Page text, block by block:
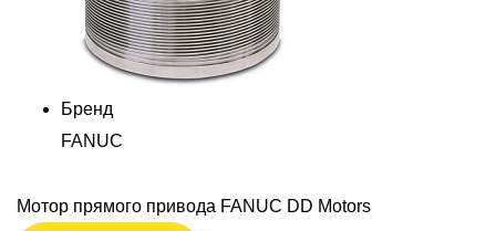
Бренд
FANUC
Мотор прямого привода FANUC DD Motors